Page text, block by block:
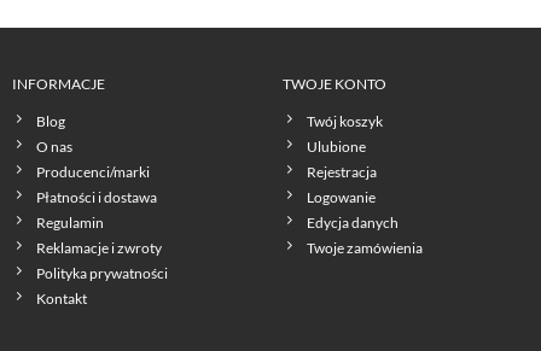
INFORMACJE
Blog
O nas
Producenci/marki
Płatności i dostawa
Regulamin
Reklamacje i zwroty
Polityka prywatności
Kontakt
TWOJE KONTO
Twój koszyk
Ulubione
Rejestracja
Logowanie
Edycja danych
Twoje zamówienia